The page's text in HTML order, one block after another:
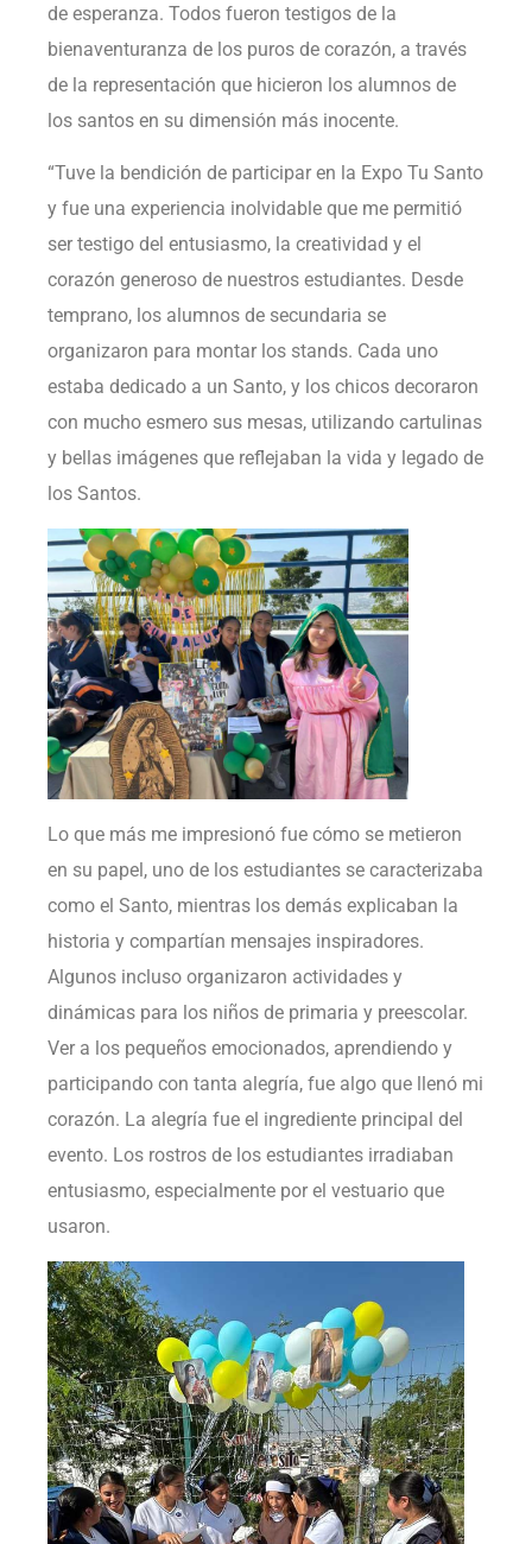
de esperanza. Todos fueron testigos de la
bienaventuranza de los puros de corazón, a través
de la representación que hicieron los alumnos de
los santos en su dimensión más inocente.
“Tuve la bendición de participar en la Expo Tu Santo
y fue una experiencia inolvidable que me permitió
ser testigo del entusiasmo, la creatividad y el
corazón generoso de nuestros estudiantes. Desde
temprano, los alumnos de secundaria se
organizaron para montar los stands. Cada uno
estaba dedicado a un Santo, y los chicos decoraron
con mucho esmero sus mesas, utilizando cartulinas
y bellas imágenes que reflejaban la vida y legado de
los Santos.
Lo que más me impresionó fue cómo se metieron
en su papel, uno de los estudiantes se caracterizaba
como el Santo, mientras los demás explicaban la
historia y compartían mensajes inspiradores.
Algunos incluso organizaron actividades y
dinámicas para los niños de primaria y preescolar.
Ver a los pequeños emocionados, aprendiendo y
participando con tanta alegría, fue algo que llenó mi
corazón. La alegría fue el ingrediente principal del
evento. Los rostros de los estudiantes irradiaban
entusiasmo, especialmente por el vestuario que
usaron.